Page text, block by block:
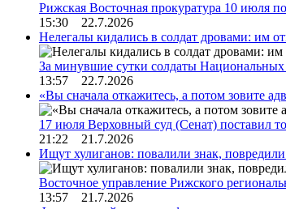
Рижская Восточная прокуратура 10 июля
15:30 22.7.2026
Нелегалы кидались в солдат дровами: им
За минувшие сутки солдаты
13:57 22.7.2026
«Вы сначала откажитесь, а потом зовите
17 июля Верховный суд (Сенат) поставил
21:22 21.7.2026
Ищут хулиганов: повалили знак,
Восточное управление Рижского
13:57 21.7.2026